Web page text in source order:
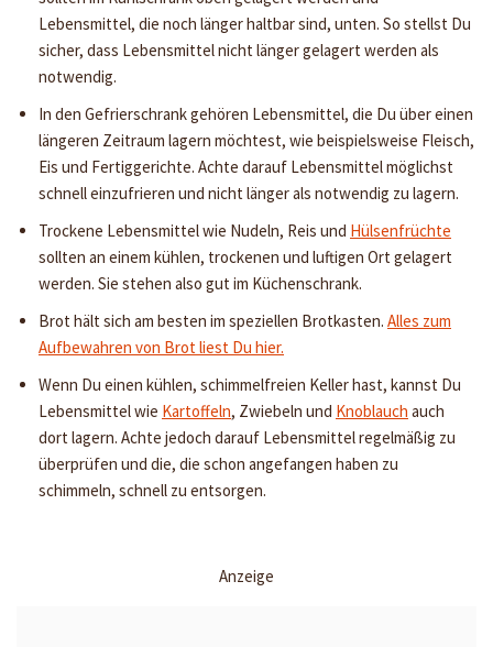
Lebensmittel, die noch länger haltbar sind, unten. So stellst Du
sicher, dass Lebensmittel nicht länger gelagert werden als
notwendig.
In den Gefrierschrank gehören Lebensmittel, die Du über einen
längeren Zeitraum lagern möchtest, wie beispielsweise Fleisch,
Eis und Fertiggerichte. Achte darauf Lebensmittel möglichst
schnell einzufrieren und nicht länger als notwendig zu lagern.
Trockene Lebensmittel wie Nudeln, Reis und Hülsenfrüchte
sollten an einem kühlen, trockenen und luftigen Ort gelagert
werden. Sie stehen also gut im Küchenschrank.
Brot hält sich am besten im speziellen Brotkasten. Alles zum
Aufbewahren von Brot liest Du hier.
Wenn Du einen kühlen, schimmelfreien Keller hast, kannst Du
Lebensmittel wie Kartoffeln, Zwiebeln und Knoblauch auch
dort lagern. Achte jedoch darauf Lebensmittel regelmäßig zu
überprüfen und die, die schon angefangen haben zu
schimmeln, schnell zu entsorgen.
Anzeige